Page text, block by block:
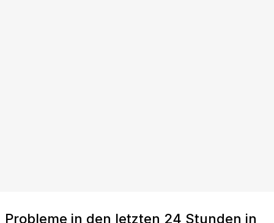
Probleme in den letzten 24 Stunden in